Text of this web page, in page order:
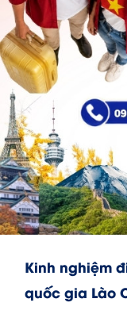
Kinh nghiệm
quốc gia Lào